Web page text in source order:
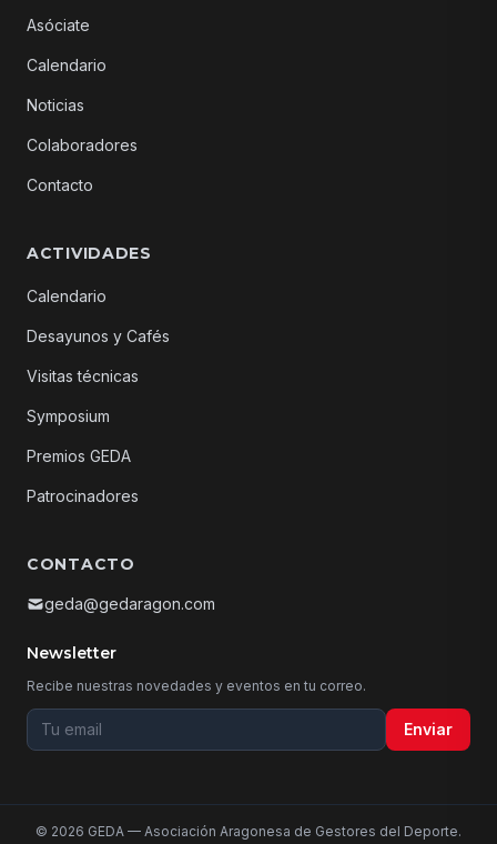
Asóciate
Calendario
Noticias
Colaboradores
Contacto
ACTIVIDADES
Calendario
Desayunos y Cafés
Visitas técnicas
Symposium
Premios GEDA
Patrocinadores
CONTACTO
geda@gedaragon.com
Newsletter
Recibe nuestras novedades y eventos en tu correo.
Tu email para la newsletter Enviar
© 2026 GEDA — Asociación Aragonesa de Gestores del Deporte.